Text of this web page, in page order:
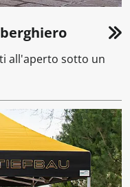
all'aperto sotto un